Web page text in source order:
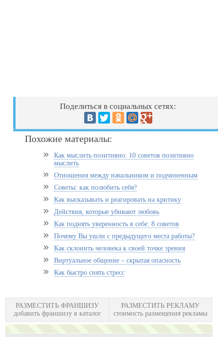
Поделиться в социальных сетях:
Похожие материалы:
Как мыслить позитивно: 10 советов позитивно
мыслить
Отношения между начальником и подчиненным
Советы: как полюбить себя?
Как высказывать и реагировать на критику
Действия, которые убивают любовь
Как поднять уверенность в себе: 8 советов
Почему Вы ушли с предыдущего места работы?
Как склонить человека к своей точке зрения
Виртуальное общение – скрытая опасность
Как быстро снять стресс
РАЗМЕСТИТЬ ФРАНШИЗУ
добавить франшизу в каталог
РАЗМЕСТИТЬ РЕКЛАМУ
стоимость размещения рекламы